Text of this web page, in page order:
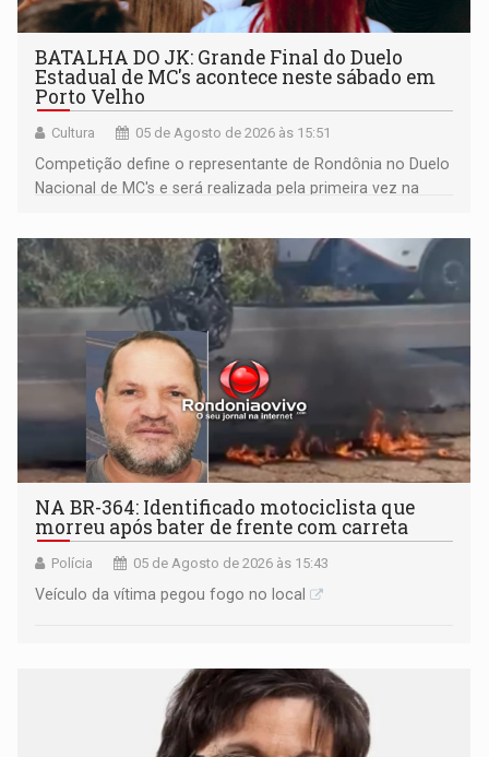
BATALHA DO JK: Grande Final do Duelo
Estadual de MC's acontece neste sábado em
Porto Velho
Cultura 05 de Agosto de 2026 às 15:51
Competição define o representante de Rondônia no Duelo
Nacional de MC's e será realizada pela primeira vez na
NA BR-364: Identificado motociclista que
morreu após bater de frente com carreta
Polícia 05 de Agosto de 2026 às 15:43
Veículo da vítima pegou fogo no local